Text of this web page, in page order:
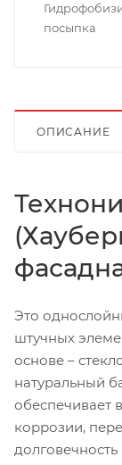
посыпка
ОПИСАНИЕ
Это
штучных
основе –
натуральный
обеспечивает
коррозии,